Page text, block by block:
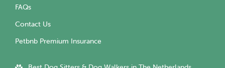
FAQs
Contact Us
Petbnb Premium Insurance